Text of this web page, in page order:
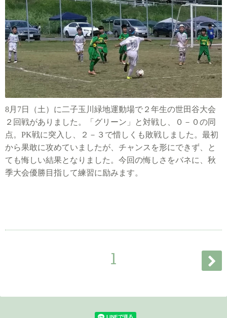
8月 7日（土）に二子玉川緑地運動場で２年生の世田谷大会
２回戦がありました。「グリーン」と対戦し、０－０の同
点。 PK戦に突入し、２－３で惜しくも敗戦しました。 最初
から果敢に攻めていましたが、チャンスを形にできず、と
ても悔しい結果となりました。今回の悔しさをバネに、秋
季大会優勝目指して練習に励みます。
1